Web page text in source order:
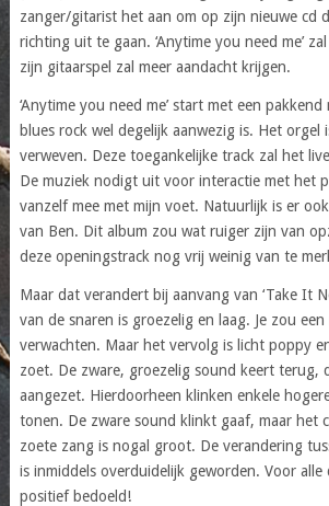
zanger/gitarist het aan om op zijn nieuwe cd
richting uit te gaan. ‘Anytime you need me’
zijn gitaarspel zal meer aandacht krijgen.
‘Anytime you need me’ start met een
blues rock wel degelijk aanwezig is. Het orgel
verweven. Deze toegankelijke track zal het
De muziek nodigt uit voor interactie met het
vanzelf mee met mijn voet. Natuurlijk is er
van Ben. Dit album zou wat ruiger zijn van
deze openingstrack nog vrij weinig van te
Maar dat verandert bij aanvang van ‘Take It
van de snaren is groezelig en laag. Je zou
verwachten. Maar het vervolg is licht poppy
zoet. De zware, groezelig sound keert terug,
aangezet. Hierdoorheen klinken enkele
tonen. De zware sound klinkt gaaf, maar het
zoete zang is nogal groot. De verandering
is inmiddels overduidelijk geworden. Voor alle
positief bedoeld!